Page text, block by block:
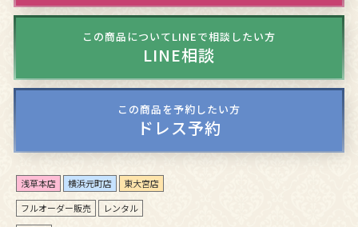
この商品についてLINEで相談したい方
LINE相談
この商品を予約したい方
ドレス予約
浅草本店 横浜元町店 東大宮店
フルオーダー販売 レンタル